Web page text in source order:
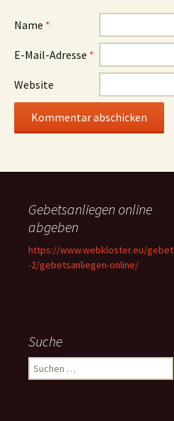
Name *
E-Mail-Adresse *
Website
Gebetsanliegen online
abgeben
https://www.webkloster.eu/gebet
-2/gebetsanliegen-online/
Suche
Suchen
nach: